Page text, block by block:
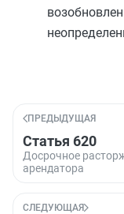
ПРЕДЫДУЩАЯ
Статья 620
Досрочное
арендатора
СЛЕДУЮЩАЯ